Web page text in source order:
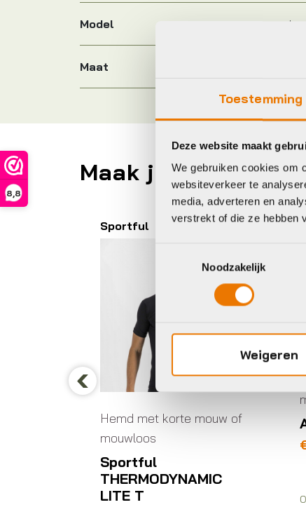
Toestemming
Deze website maakt
We gebruiken cookies om
websiteverkeer te
media, adverteren en
verstrekt of die ze hebben
Noodzakelijk
Weigeren
8,8
Model
Maat
Maak je fiets
Previous
Sportful
Hemd met korte mouw of
mouwloos
Sportful
THERMODYNAMIC
LITE T